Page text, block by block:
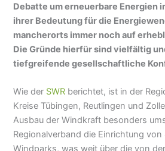
Debatte um erneuerbare Energien
ihrer Bedeutung für die
mancherorts immer noch auf
Die Gründe hierfür sind vielfältig
tiefgreifende gesellschaftliche
Wie der SWR berichtet, ist in der
Kreise Tübingen, Reutlingen und
Ausbau der Windkraft besonders
Regionalverband die Einrichtung
Windparks, was weit über die von